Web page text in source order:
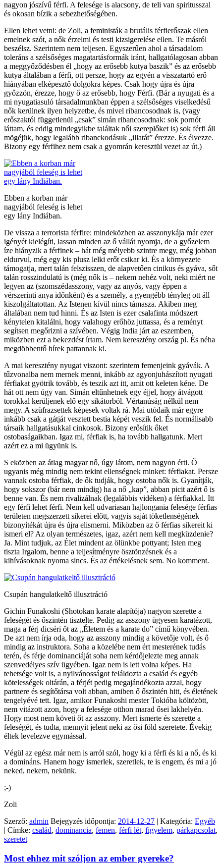
nagyon jószívű férfi. A felesége is alacsony, de teli van spiritusszal
és okosan bízik a sebezhetőségében.
Ellen lehet vetni: de Zoli, a feministák a brutális férfierőszak ellen
emelnek szót, a nők érzelmi és testi kizsigerelése ellen. Te másról
beszélsz. Szerintem nem teljesen. Egyszerűen ahol a társadalom
toleráns a szélsőséges magatartásformák iránt, hallgatólagosan abban
a meggyőződésben él „hogy az erősebb kutya baszik” és az erősebb
kutya általában a férfi, ott persze, hogy az egyén a visszatartó erő
hiányában elképesztő dolgokra képes. Csak hogy újra és újra
győzzön, érezze, hogy ő az erősebb, hogy Férfi. (Bár a nyugati és a
mi nyugatiasuló társadalmunkban éppen a szélsőséges viselkedésű
nők kerülnek ilyen helyzetbe, és mivel ribancosodnak is, (vagy
erőszaktól függetlenül „csak” simán ribancosodnak: sok pornót
láttam, és eddig mindegyikbe találtak női szereplőket is) sok férfi áll
mögéjük, hogy legalább ribanckodásuk „illatát” érezze. És élvezze.
Bizony egy férfihez nem csak a gyomrán keresztül vezet az út.)
Ebben a korban már
nagyjából feleség is lehet
egy lány Indiában.
De vissza a terrorista férfire: mindeközben az asszonykája már ezer
igényét kielégíti, lassan minden az ő vállát nyomja, de a győzelem
íze hiányzik a férfinek – hát még mélyebb szintre megy, még jobban
eldurvul, még egy kis plusz lelki erőt csikar ki. És a környezete
támogatja, mert talán felszisszen, de alapvetően cinikus és gyáva, sőt
talán rosszindulatú is (még nők is – nekem nehéz volt, neki miért ne
legyen az (szomszédasszony, vagy az anyós, vagy éppen a
vérszerinti anya időnként) és a személy, a gyengébb tényleg ott áll
kiszolgáltatottan. Az Istenen kívül nincs támasza. Akiben meg
általában nem tud hinni. És az Isten is ezer csalafinta módszert
kénytelen kitalálni, hogy valahogy erőhöz juttassa, és a reményt
segítsen megőrizni a szívében. Végig India járt az eszemben,
miközben ezt a bekezdést írtam. Nem keresztény ország pl. És néha
megdöbbentő hírek pattannak ki.
A mai keresztény nyugat viszont: szerintem femenjeink gyávák. A
tűzvonalba nem mernek menni, inkább az agyonjuhászított nyugati
férfiakat gyötrik tovább, és teszik azt itt, amit ott keleten kéne. De
hát ott nem úgy van. Simán eltűnhetnek egy éjjel, hogy átvágott
torokkal kerüljenek elő egy sikátorból. Vértanúság nélkül nem
megy. A szüfrazsettek képesek voltak rá. Mai utódaik már egyre
inkább csak a gátját vesztett bestia képét veszik fel. És normálisabb
társaik hallgatásukkal cinkosok. Bizony erősítik őket
ostobaságaikban. Igaz mi, férfiak is, ha tovább hallgatunk. Mert
azért ez a mi ügyünk is.
S eközben az átlag magyar nő, úgy látom, nem nagyon érti. Ő
ugyanis még mindig nem tekint ellenségnek minket: férfiakat. Persze
vannak ostoba férfiak, de ők tudják, hogy ostoba nők is. Gyanítják,
hogy sokszor (bár nem mindig) ha a nő „kap”, abban picit azért ő is
benne van. És nem rivalizálnak (legalábbis vidéken) a férfiakkal. Itt
egy férfi lehet férfi. Nem kell udvariasan hajlongania felesége férfias
területen megszerzett sikerei előtt, vagyis saját töketlenségének
bizonyítékát újra és újra elismerni. Miközben az ő férfias sikereit ki
ismeri el? Az olyan természetes, igaz, azért nem kell megküzdenie?
Ja. Mint tudjuk, az Élet mindent az ölünkbe pottyant; Isten meg
tiszta Irgalom, benne a teljesítményre ösztönzésnek és a
kihívásoknak nyoma sincs. És az értékelésnek sem. No komment.
Csupán hangulatkeltő illusztráció
Gichin Funakoshi (Shotokan karate alapítója) nagyon szerette a
feleségét és őszintén tisztelte. Pedig az asszony ügyesen karatézott,
maga a férj dicséri őt az „Életem és a karate do” című könyvében.
De azt nem írja oda, hogy az asszony mindig a követője volt, és ő
mindig az instruktora. Soha a közelébe nem ért mesterének tudás
terén, és férje dominanciáját soha nem kérdőjelezte meg annak
szenvedélyes szív ügyében. Igaz nem is lett volna képes. Ha
tehetsége volt is, a nyilvánosságot feláldozta a család és egyéb
kötelességek oltárán, a férjét pedig megajándékozta azzal, hogy
partnere és segítőtársa volt abban, amiben ő őszintén hitt, és életének
tengelyévé tett. Igaz, amikor Funakoshi mester Tokióba költözött,
nem vitázott azon, hogy a felesége otthon marad ősei lakhelyén.
Hogy most nem követi őt az asszony. Mert ismerte és szerette a
feleségét, és tudta, mennyit jelent neki az ősi föld szeretete. Évekig
éltek levelezve egymással.
Végül az egész már nem is arról szól, hogy ki a férfi és ki a nő, és ki
a domináns. Hanem hogy ismerlek, szeretlek, te is engem, és mi a jó
neked, nekem, nekünk.
;-)
Zoli
Szerző: admin Bejegyzés időpontja: 2014-12-27 | Kategória: Egyéb
| Címke: család, dominancia, femen, férfi lét, figyelem, párkapcsolat,
szeretet
Most ehhez mit szóljon az ember gyereke?